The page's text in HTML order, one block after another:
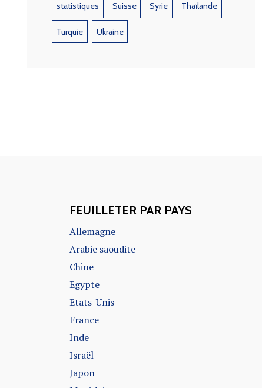
statistiques Suisse Syrie Thaïlande
Turquie Ukraine
FEUILLETER PAR PAYS
Allemagne
Arabie saoudite
Chine
Egypte
Etats-Unis
France
Inde
Israël
Japon